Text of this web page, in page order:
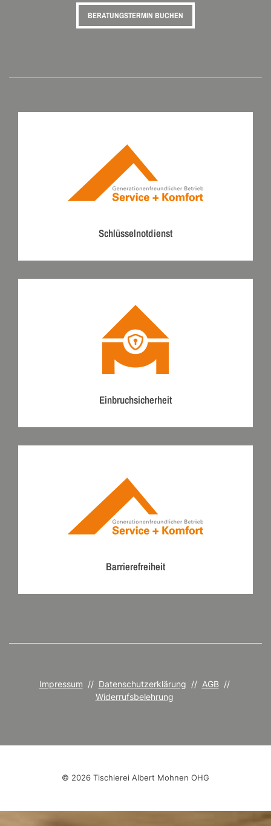
BERATUNGSTERMIN BUCHEN
Schlüsselnotdienst
Einbruchsicherheit
Barrierefreiheit
Impressum // Datenschutzerklärung // AGB//
Widerrufsbelehrung
© 2026 Tischlerei Albert Mohnen OHG